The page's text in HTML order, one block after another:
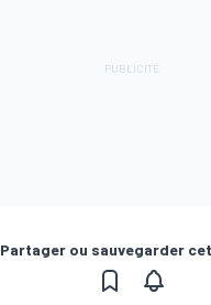
Partager ou sauvegarder